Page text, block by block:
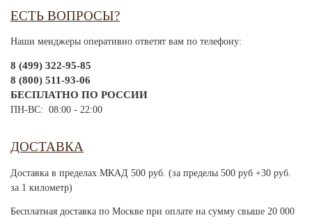
ЕСТЬ ВОПРОСЫ?
Наши менджеры оперативно ответят вам по телефону:
8 (499) 322-95-85
8 (800) 511-93-06
БЕСПЛАТНО ПО РОССИИ
ПН-ВС: 08:00 - 22:00
ДОСТАВКА
Доставка в пределах МКАД 500 руб. (за пределы 500 руб +30 руб.
за 1 километр)
Бесплатная доставка по Москве при оплате на сумму свыше 20 000